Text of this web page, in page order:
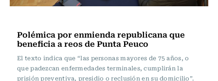
Polémica por enmienda republicana que
beneficia a reos de Punta Peuco
El texto indica que “las personas mayores de 75 años, o
que padezcan enfermedades terminales, cumplirán la
prisión preventiva, presidio o reclusión en su domicilio”.